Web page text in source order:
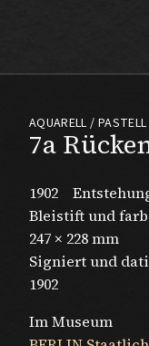
7a
AQUARELL / PASTELL
1902
Bleistift und
247 × 228 mm
Signiert und
1902
Im Museum